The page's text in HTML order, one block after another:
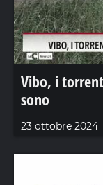
Vibo, i
sono
23 ottobre 2024